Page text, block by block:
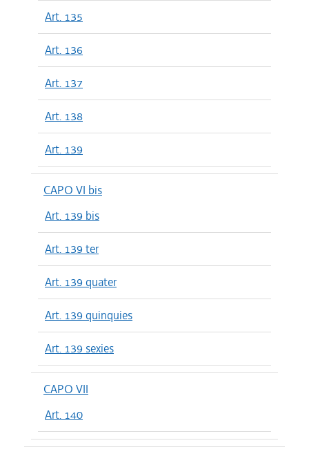
Art. 135
Art. 136
Art. 137
Art. 138
Art. 139
CAPO VI bis
Art. 139 bis
Art. 139 ter
Art. 139 quater
Art. 139 quinquies
Art. 139 sexies
CAPO VII
Art. 140